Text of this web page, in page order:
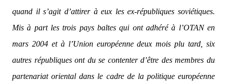
quand il s’agit d’attirer à eux les ex-républiques soviétiques.
Mis à part les trois pays baltes qui ont adhéré à l’OTAN en
mars 2004 et à l’Union européenne deux mois plu tard, six
autres républiques ont du se contenter d’être des membres du
partenariat oriental dans le cadre de la politique européenne